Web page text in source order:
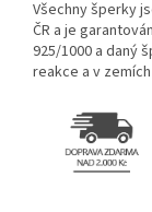
Všechny šperky
ČR a je
925/1000 a daný
reakce a v